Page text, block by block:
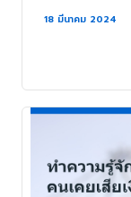
Load !! . . .
18 มีนาคม 2024